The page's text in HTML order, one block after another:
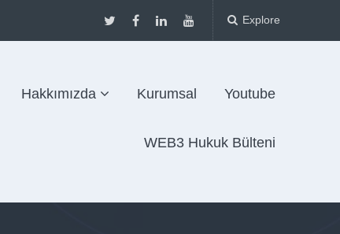
Explore
Hakkımızda Kurumsal Youtube
WEB3 Hukuk Bülteni